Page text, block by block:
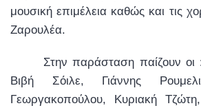
μουσική επιμέλεια καθώς και τις
Ζαρουλέα.
Στην παράσταση παίζουν
Βιβή Σόιλε, Γιάννης
Γεωργακοπούλου, Κυριακή Τζώτη,